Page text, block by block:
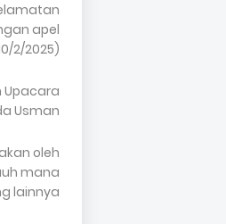
apel
2/2025).
Upacara
Usman.
oleh
mana
lainnya.